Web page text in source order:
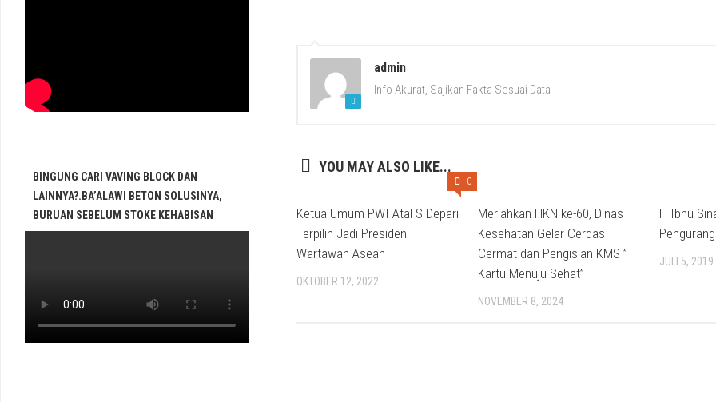
admin
Info Akurat, Sajikan Fakta Sesuai Data
YOU MAY ALSO LIKE...
0
Ketua Umum PWI Atal S Depari
Terpilih Jadi Presiden
Wartawan Asean
OKTOBER 12, 2022
Meriahkan HKN ke-60, Dinas
Kesehatan Gelar Cerdas
Cermat dan Pengisian KMS ”
Kartu Menuju Sehat”
NOVEMBER 8, 2024
H Ibnu
JULI 5, 2019
BINGUNG CARI VAVING BLOCK DAN
LAINNYA?.BA’ALAWI BETON SOLUSINYA,
BURUAN SEBELUM STOKE KEHABISAN